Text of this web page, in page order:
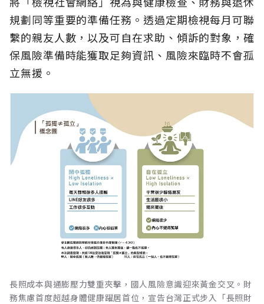
規劃同等重要的準備任務。透過定期檢視每月可聯
繫的親友人數，以及可自在求助、傾訴的對象，確
保風險準備時能獲取足夠資訊、風險來臨時不會孤
立無援。
長照成本與通膨壓力雙重夾擊，國人風險意識迎來黃金交叉。財
務焦慮首度超越身體健康躍居首位，宣告台灣正式步入「長照財